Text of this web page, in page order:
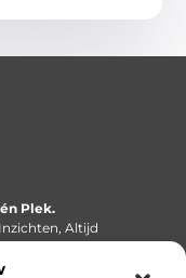
Plek.
Altijd